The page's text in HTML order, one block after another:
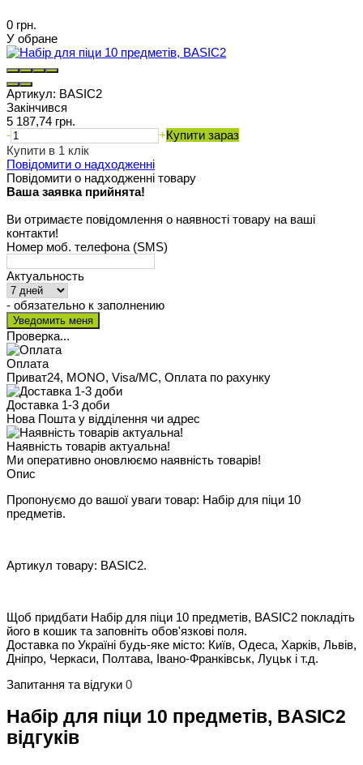
0 грн.
У обране
Артикул: BASIC2
Закінчився
5 187,74 грн.
-
+Купити зараз
Купити в 1 клік
Повідомити о надходженні
Повідомити о надходженні товару
Ваша заявка прийнята!
Ви отримаєте повідомлення о наявності товару на ваші
контакти!
Номер моб. телефона (SMS)
Актуальность
- обязательно к заполнению
Проверка...
Оплата
Приват24, MONO, Visa/MC, Оплата по рахунку
Доставка 1-3 доби
Нова Пошта у відділення чи адрес
Наявність товарів актуальна!
Ми оперативно оновлюємо наявність товарів!
Опис
Пропонуємо до вашої уваги товар: Набір для піци 10
предметів.
Артикул товару: BASIC2.
Щоб придбати Набір для піци 10 предметів, BASIC2 покладіть
його в кошик та заповніть обов'язкові поля.
Доставка по Україні будь-яке місто: Київ, Одеса, Харків, Львів,
Дніпро, Черкаси, Полтава, Івано-Франківськ, Луцьк і т.д.
Запитання та відгуки 0
Набір для піци 10 предметів, BASIC2
відгуків